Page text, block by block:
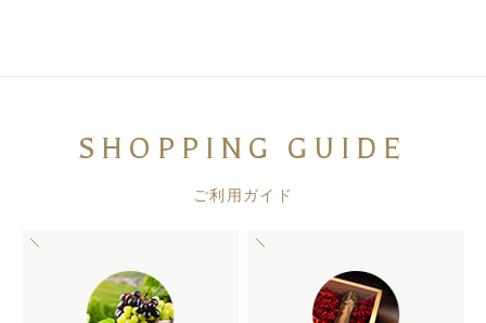
SHOPPING GUIDE
ご利用ガイド